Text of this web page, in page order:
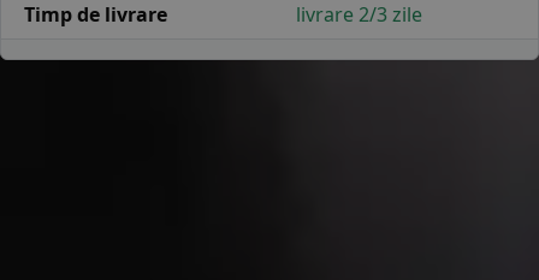
Timp de livrare
livrare 2/3 zile